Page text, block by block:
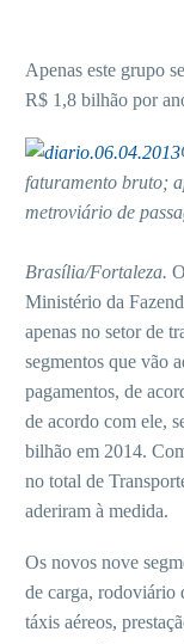
Apenas este grupo
R$ 1,8 bilhão por
faturamento bruto;
metroviário de
Brasília/Fortaleza.
Ministério da
apenas no setor de
segmentos que vão
pagamentos, de
de acordo com ele,
bilhão em 2014.
no total de
aderiram à medida.
Os novos nove
de carga, rodoviário
táxis aéreos,